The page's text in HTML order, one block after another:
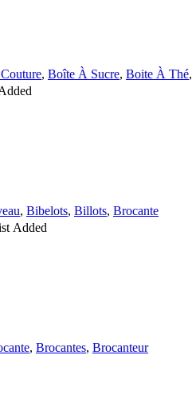
, Boîte À Sucre, Boite À Thé,
, Bibelots, Billots, Brocante
Added
, Brocantes, Brocanteur